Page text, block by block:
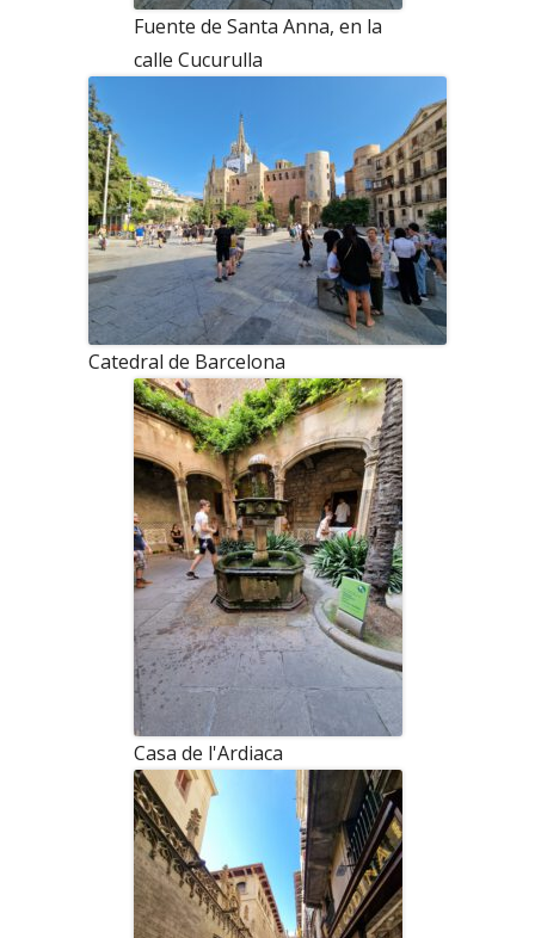
Fuente de Santa Anna, en la
calle Cucurulla
Catedral de Barcelona
Casa de l'Ardiaca